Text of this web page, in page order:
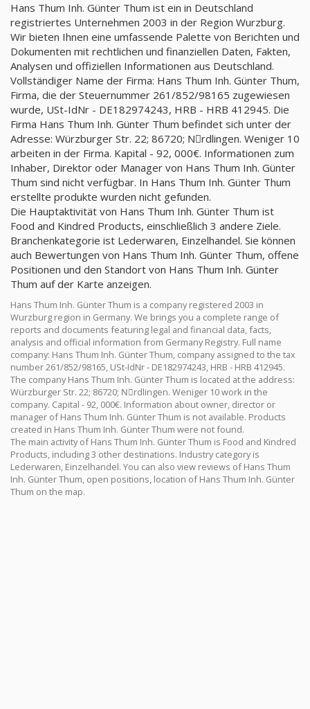
Hans Thum Inh. Günter Thum ist ein in Deutschland
registriertes Unternehmen 2003 in der Region Wurzburg.
Wir bieten Ihnen eine umfassende Palette von Berichten und
Dokumenten mit rechtlichen und finanziellen Daten, Fakten,
Analysen und offiziellen Informationen aus Deutschland.
Vollständiger Name der Firma: Hans Thum Inh. Günter Thum,
Firma, die der Steuernummer 261/852/98165 zugewiesen
wurde, USt-IdNr - DE182974243, HRB - HRB 412945. Die
Firma Hans Thum Inh. Günter Thum befindet sich unter der
Adresse: Würzburger Str. 22; 86720; Nِrdlingen. Weniger 10
arbeiten in der Firma. Kapital - 92, 000€. Informationen zum
Inhaber, Direktor oder Manager von Hans Thum Inh. Günter
Thum sind nicht verfügbar. In Hans Thum Inh. Günter Thum
erstellte produkte wurden nicht gefunden.
Die Hauptaktivität von Hans Thum Inh. Günter Thum ist
Food and Kindred Products, einschließlich 3 andere Ziele.
Branchenkategorie ist Lederwaren, Einzelhandel. Sie können
auch Bewertungen von Hans Thum Inh. Günter Thum, offene
Positionen und den Standort von Hans Thum Inh. Günter
Thum auf der Karte anzeigen.
Hans Thum Inh. Günter Thum is a company registered 2003 in
Wurzburg region in Germany. We brings you a complete range of
reports and documents featuring legal and financial data, facts,
analysis and official information from Germany Registry. Full name
company: Hans Thum Inh. Günter Thum, company assigned to the tax
number 261/852/98165, USt-IdNr - DE182974243, HRB - HRB 412945.
The company Hans Thum Inh. Günter Thum is located at the address:
Würzburger Str. 22; 86720; Nِrdlingen. Weniger 10 work in the
company. Capital - 92, 000€. Information about owner, director or
manager of Hans Thum Inh. Günter Thum is not available. Products
created in Hans Thum Inh. Günter Thum were not found.
The main activity of Hans Thum Inh. Günter Thum is Food and Kindred
Products, including 3 other destinations. Industry category is
Lederwaren, Einzelhandel. You can also view reviews of Hans Thum
Inh. Günter Thum, open positions, location of Hans Thum Inh. Günter
Thum on the map.